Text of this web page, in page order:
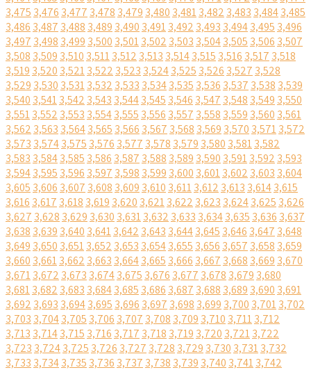
3,475 3,476 3,477 3,478 3,479 3,480 3,4813,482 3,483 3,4843,485
3,486 3,487 3,488 3,489 3,490 3,4913,492 3,493 3,4943,495 3,496
3,497 3,498 3,499 3,500 3,5013,502 3,503 3,5043,505 3,506 3,507
3,508 3,509 3,510 3,5113,512 3,513 3,5143,515 3,516 3,517 3,518
3,519 3,520 3,5213,522 3,523 3,5243,525 3,526 3,527 3,528
3,529 3,530 3,5313,532 3,533 3,5343,535 3,536 3,537 3,538 3,539
3,540 3,5413,542 3,543 3,5443,545 3,546 3,547 3,548 3,549 3,550
3,5513,552 3,553 3,5543,555 3,556 3,557 3,558 3,559 3,560 3,561
3,562 3,563 3,5643,565 3,566 3,567 3,568 3,569 3,570 3,5713,572
3,573 3,5743,575 3,576 3,577 3,578 3,579 3,580 3,5813,582
3,583 3,5843,585 3,586 3,587 3,588 3,589 3,590 3,5913,592 3,593
3,5943,595 3,596 3,597 3,598 3,599 3,600 3,6013,602 3,603 3,604
3,605 3,606 3,607 3,608 3,609 3,610 3,6113,612 3,613 3,6143,615
3,616 3,617 3,618 3,619 3,620 3,6213,622 3,623 3,6243,625 3,626
3,627 3,628 3,629 3,630 3,6313,632 3,633 3,6343,635 3,636 3,637
3,638 3,639 3,640 3,6413,642 3,643 3,6443,645 3,646 3,647 3,648
3,649 3,650 3,6513,652 3,653 3,6543,655 3,656 3,657 3,658 3,659
3,660 3,6613,662 3,663 3,6643,665 3,666 3,667 3,668 3,669 3,670
3,6713,672 3,673 3,6743,675 3,676 3,677 3,678 3,679 3,680
3,6813,682 3,683 3,6843,685 3,686 3,687 3,688 3,689 3,690 3,691
3,692 3,693 3,6943,695 3,696 3,697 3,698 3,699 3,700 3,7013,702
3,703 3,7043,705 3,706 3,707 3,708 3,709 3,710 3,7113,712
3,713 3,7143,715 3,716 3,717 3,718 3,719 3,720 3,7213,722
3,723 3,7243,725 3,726 3,727 3,728 3,729 3,730 3,7313,732
3,733 3,7343,735 3,736 3,737 3,738 3,739 3,740 3,7413,742